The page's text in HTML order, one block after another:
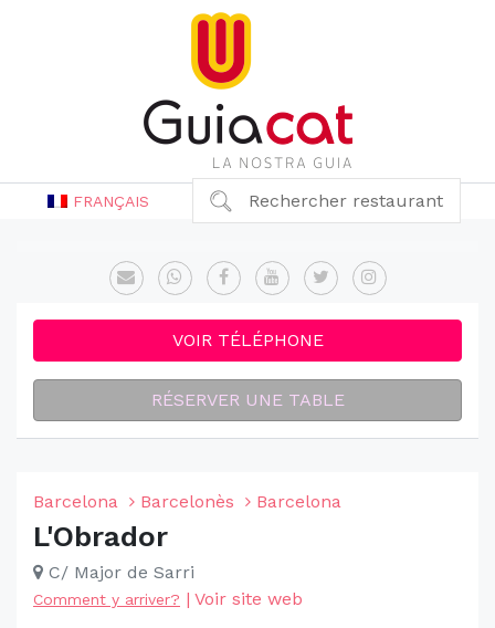
FRANÇAIS Rechercher restaurant
VOIR TÉLÉPHONE
RÉSERVER UNE TABLE
Barcelona Barcelonès Barcelona
L'Obrador
C/ Major de Sarri
Comment y arriver? | Voir site web